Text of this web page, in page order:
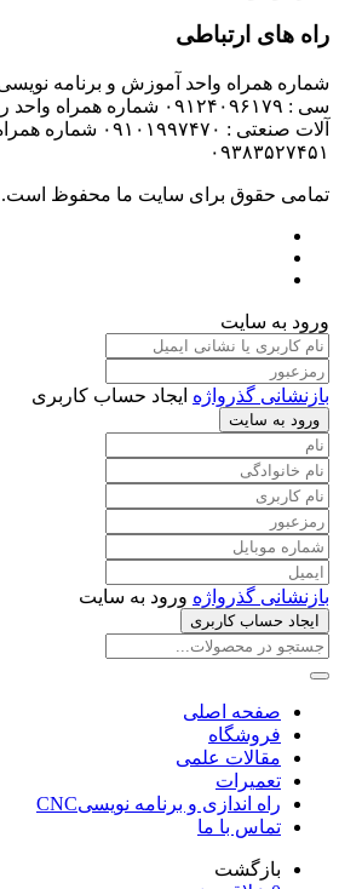
راه های ارتباطی
شماره همراه واحد آموزش و برنامه
سی : ۰۹۱۲۴۰۹۶۱۷۹ شماره
آلات صنعتی :
۰۹۳۸۳۵۲۷۴۵۱
تمامی حقوق برای سایت ما محفوظ است.
ورود به سایت
بازنشانی گذرواژه ایجاد حساب کاربری
ورود به سایت
بازنشانی گذرواژه ورود به سایت
ایجاد حساب کاربری
صفحه اصلی
فروشگاه
مقالات علمی
تعمیرات
راه اندازی و برنامه نویسیCNC
تماس با ما
بازگشت